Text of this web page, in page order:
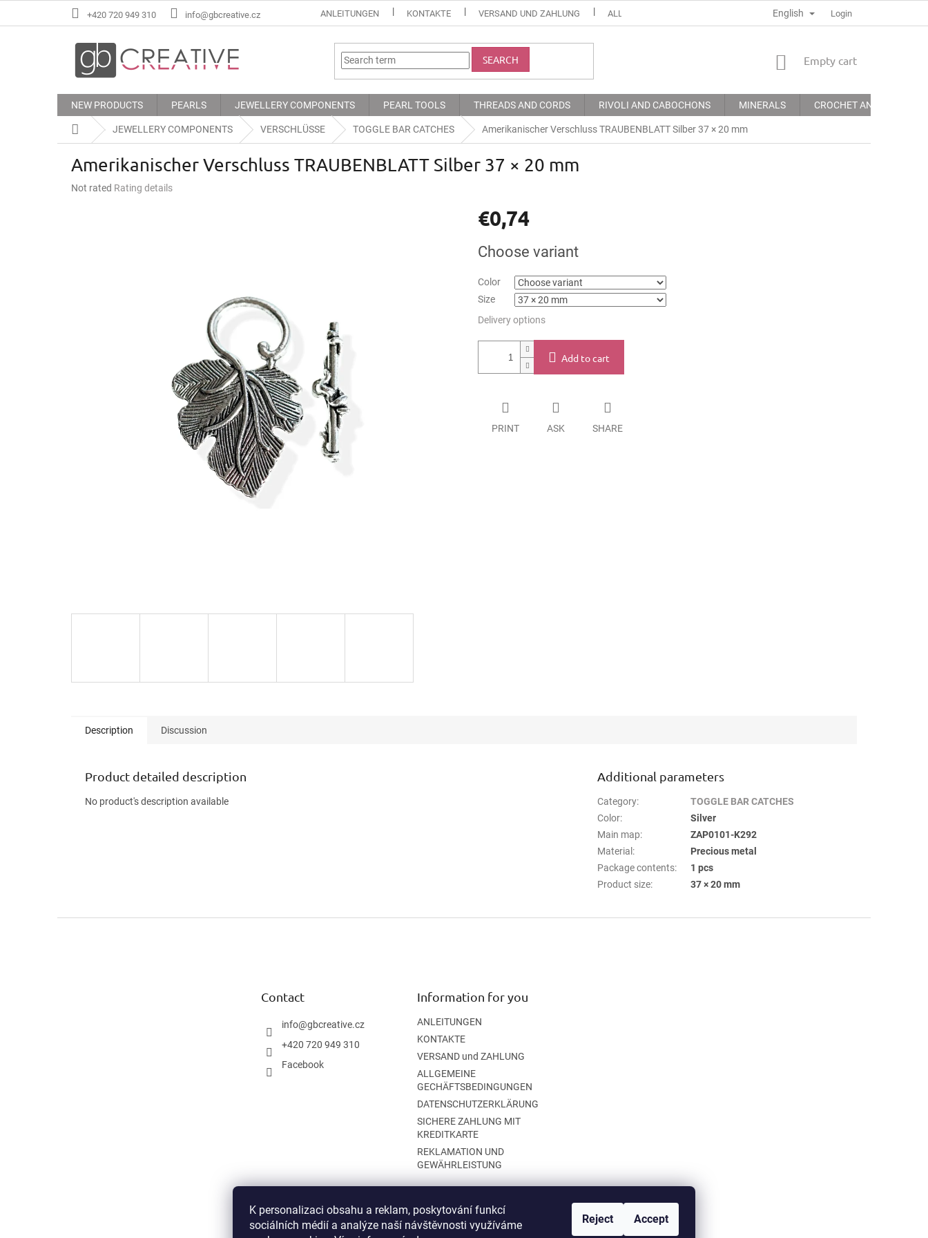
K personalizaci obsahu a reklam, poskytování funkcí
sociálních médií a analýze naší návštěvnosti využíváme
Reject Accept
+420 720 949 310 info@gbcreative.cz ANLEITUNGEN KONTAKTE VERSAND UND ZAHLUNG ALLGEMEINE GECHÄFTSBEDINGUNGEN DATENSCHUTZERKLÄRUNG
English Login
SEARCH
SHOPPING
Empty cart
NEW PRODUCTS PEARLS JEWELLERY COMPONENTS PEARL TOOLS THREADS AND CORDS RIVOLI AND CABOCHONS MINERALS CROCHET AND
Home JEWELLERY COMPONENTS VERSCHLÜSSE TOGGLE BAR CATCHES Amerikanischer Verschluss TRAUBENBLATT Silber 37 × 20 mm
Amerikanischer Verschluss TRAUBENBLATT Silber 37 × 20 mm
The
Not rated Rating details
€0,74
price:
Choose variant
Color
Size
Delivery options
Add to cart
PRINT ASK SHARE
Description Discussion
Product detailed description
No product's description available
Additional parameters
Category:
TOGGLE BAR CATCHES
Color:
Silver
Main map:
ZAP0101-K292
Material :
Precious metal
Package contents:
1 pcs
Product size: 37 × 20 mm
Contact
info@gbcreative.cz
+420 720 949 310
Facebook
Information for you
ANLEITUNGEN
KONTAKTE
VERSAND und ZAHLUNG
ALLGEMEINE
GECHÄFTSBEDINGUNGEN
DATENSCHUTZERKLÄRUNG
SICHERE ZAHLUNG MIT
KREDITKARTE
REKLAMATION UND
GEWÄHRLEISTUNG